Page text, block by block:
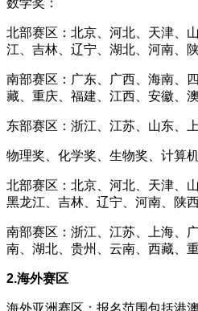
北部赛区：北京、河北、天津、
江、吉林、辽宁、湖北、河南、
南部赛区：广东、广西、海南、
藏、重庆、福建、江西、安徽、澳
东部赛区：浙江、江苏、山东、上
物理奖、化学奖、生物奖、计算
北部赛区：北京、河北、天津、
黑龙江、吉林、辽宁、河南、陕
南部赛区：浙江、江苏、上海、
南、湖北、贵州、云南、西藏、
2.海外赛区
海外亚洲赛区：报名范围包括港